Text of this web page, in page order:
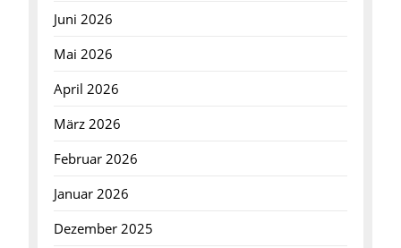
Juni 2026
Mai 2026
April 2026
März 2026
Februar 2026
Januar 2026
Dezember 2025